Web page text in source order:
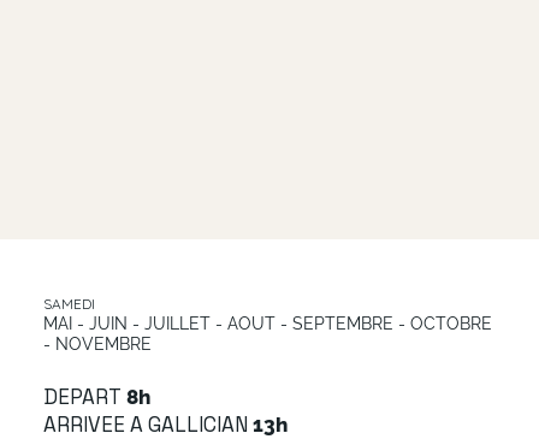
DEPART 8h
ARRIVEE A GALLICIAN 13h
SAMEDI
MAI - JUIN - JUILLET - AOUT - SEPTEMBRE - OCTOBRE
- NOVEMBRE